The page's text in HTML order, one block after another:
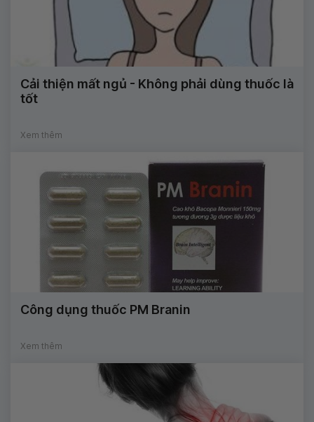
Cải thiện mất ngủ - Không phải dùng thuốc là
tốt
Xem thêm
Công dụng thuốc PM Branin
Xem thêm